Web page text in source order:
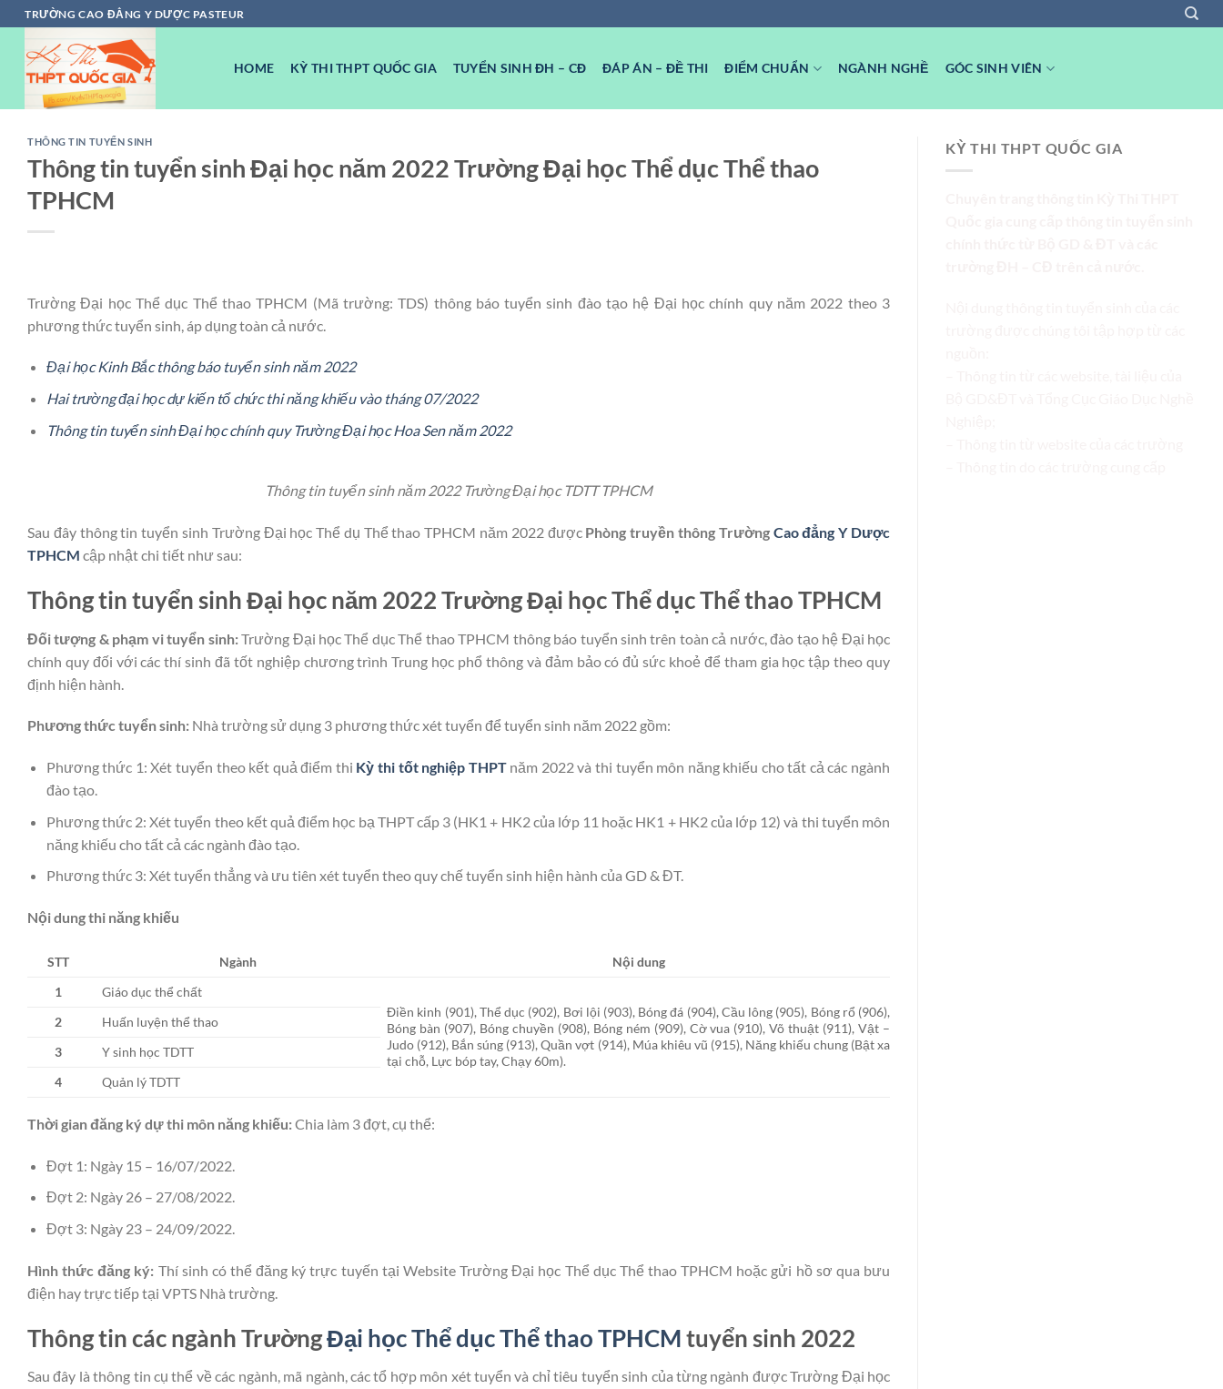
Chuyển
đến
dung
TRƯỜNG CAO ĐẲNG Y DƯỢC PASTEUR
HOME KỲ THI THPT QUỐC GIA TUYỂN SINH ĐH – CĐ ĐÁP ÁN – ĐỀ THI ĐIỂM CHUẨN NGÀNH NGHỀ GÓC SINH VIÊN
THÔNG TIN TUYỂN SINH
Thông tin tuyển sinh Đại học năm 2022 Trường Đại học Thể dục Thể thao
TPHCM
Trường Đại học Thể dục Thể thao TPHCM (Mã trường: TDS) thông báo tuyển sinh đào tạo hệ Đại học chính quy năm 2022 theo 3
phương thức tuyển sinh, áp dụng toàn cả nước.
Đại học Kinh Bắc thông báo tuyển sinh năm 2022
Hai trường đại học dự kiến tổ chức thi năng khiếu vào tháng 07/2022
Thông tin tuyển sinh Đại học chính quy Trường Đại học Hoa Sen năm 2022
Thông tin tuyển sinh năm 2022 Trường Đại học TDTT TPHCM
Sau đây thông tin tuyển sinh Trường Đại học Thể dụ Thể thao TPHCM năm 2022 được Phòng truyền thông Trường Cao đẳng Y Dược
TPHCM cập nhật chi tiết như sau:
Thông tin tuyển sinh Đại học năm 2022 Trường Đại học Thể dục Thể thao TPHCM
Đối tượng & phạm vi tuyển sinh:Trường Đại học Thể dục Thể thao TPHCM thông báo tuyển sinh trên toàn cả nước, đào tạo hệ Đại học
chính quy đối với các thí sinh đã tốt nghiệp chương trình Trung học phổ thông và đảm bảo có đủ sức khoẻ để tham gia học tập theo quy
định hiện hành.
Phương thức tuyển sinh: Nhà trường sử dụng 3 phương thức xét tuyển để tuyển sinh năm 2022 gồm:
Phương thức 1: Xét tuyển theo kết quả điểm thi Kỳ thi tốt nghiệp THPTnăm 2022 và thi tuyển môn năng khiếu cho tất cả các ngành
đào tạo.
Phương thức 2: Xét tuyển theo kết quả điểm học bạ THPT cấp 3 (HK1 + HK2 của lớp 11 hoặc HK1 + HK2 của lớp 12) và thi tuyển môn
năng khiếu cho tất cả các ngành đào tạo.
Phương thức 3: Xét tuyển thẳng và ưu tiên xét tuyển theo quy chế tuyển sinh hiện hành của GD & ĐT.
Nội dung thi năng khiếu
STT Ngành
Nội dung
1
Giáo dục thể chất
Điền kinh (901), Thể dục (902), Bơi lội (903), Bóng đá (904), Cầu lông (905), Bóng rổ (906),
Bóng bàn (907), Bóng chuyền (908), Bóng ném (909), Cờ vua (910), Võ thuật (911), Vật –
Judo (912), Bắn súng (913), Quần vợt (914), Múa khiêu vũ (915), Năng khiếu chung (Bật xa
tại chỗ, Lực bóp tay, Chạy 60m).
2
Huấn luyện thể thao
3
Y sinh học TDTT
4
Quản lý TDTT
Thời gian đăng ký dự thi môn năng khiếu:Chia làm 3 đợt, cụ thể:
Đợt 1: Ngày 15 – 16/07/2022.
Đợt 2: Ngày 26 – 27/08/2022.
Đợt 3: Ngày 23 – 24/09/2022.
Hình thức đăng ký: Thí sinh có thể đăng ký trực tuyến tại Website Trường Đại học Thể dục Thể thao TPHCM hoặc gửi hồ sơ qua bưu
điện hay trực tiếp tại VPTS Nhà trường.
Thông tin các ngành TrườngĐại học Thể dục Thể thao TPHCM tuyển sinh 2022
Sau đây là thông tin cụ thể về các ngành, mã ngành, các tổ hợp môn xét tuyển và chỉ tiêu tuyển sinh của từng ngành được Trường Đại học
KỲ THI THPT QUỐC GIA